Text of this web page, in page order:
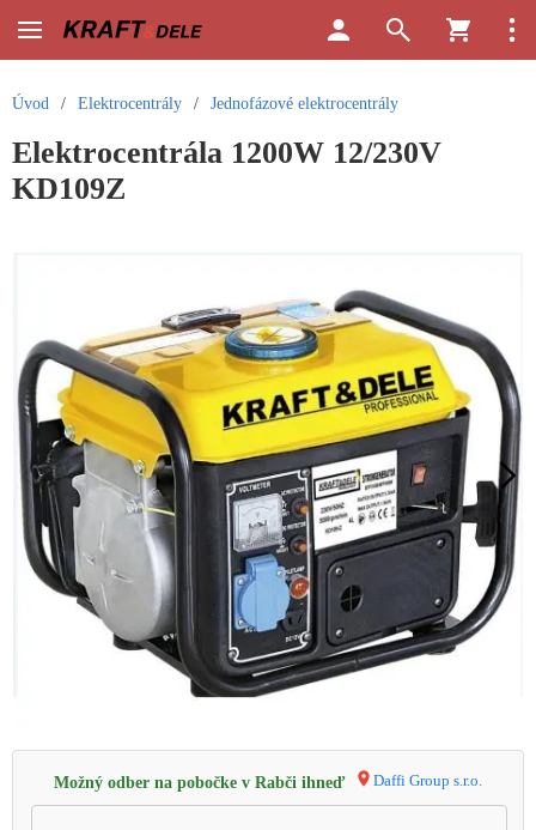
Úvod / Elektrocentrály / Jednofázové elektrocentrály
Elektrocentrála 1200W 12/230V
KD109Z
Možný odber na pobočke v Rabči ihneď Daffi Group s.r.o.